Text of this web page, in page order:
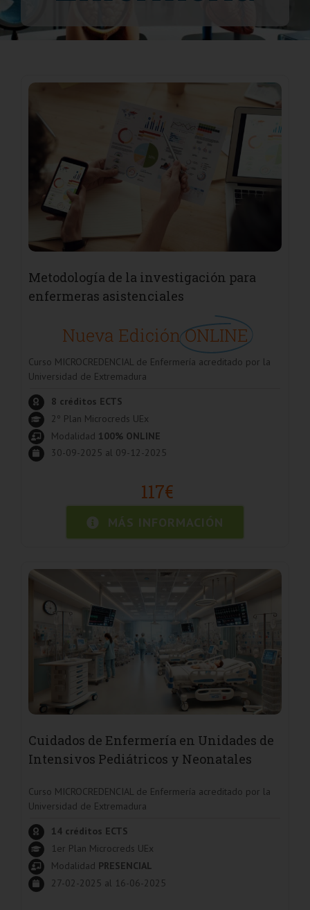
Metodología de la investigación para
enfermeras asistenciales
Nueva EdiciónONLINE
Curso MICROCREDENCIAL de Enfermería acreditado por la
Universidad de Extremadura
8 créditos ECTS
2º Plan Microcreds UEx
Modalidad 100% ONLINE
30-09-2025 al 09-12-2025
117€
MÁS INFORMACIÓN
Cuidados de Enfermería en Unidades de
Intensivos Pediátricos y Neonatales
Curso MICROCREDENCIAL de Enfermería acreditado por la
Universidad de Extremadura
14 créditos ECTS
1er Plan Microcreds UEx
Modalidad PRESENCIAL
27-02-2025 al 16-06-2025